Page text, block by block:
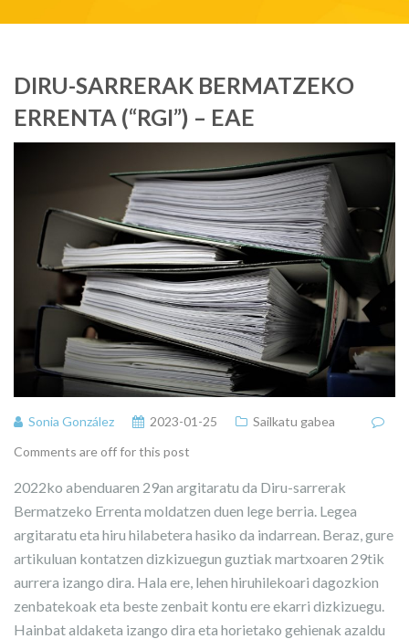
DIRU-SARRERAK BERMATZEKO
ERRENTA (“RGI”) – EAE
Sonia González 2023-01-25
Sailkatu gabea
Comments are off for this post
2022ko abenduaren 29an argitaratu da Diru-sarrerak
Bermatzeko Errenta moldatzen duen lege berria. Legea
argitaratu eta hiru hilabetera hasiko da indarrean. Beraz, gure
artikuluan kontatzen dizkizuegun guztiak martxoaren 29tik
aurrera izango dira. Hala ere, lehen hiruhilekoari dagozkion
zenbatekoak eta beste zenbait kontu ere ekarri dizkizuegu.
Hainbat aldaketa izango dira eta horietako gehienak azaldu